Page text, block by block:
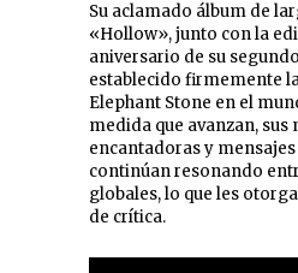
Su aclamado álbum de
«Hollow», junto con la
aniversario de su
establecido firmemente
Elephant Stone en el
medida que avanzan, sus
encantadoras y
continúan resonando
globales, lo que les
de crítica.